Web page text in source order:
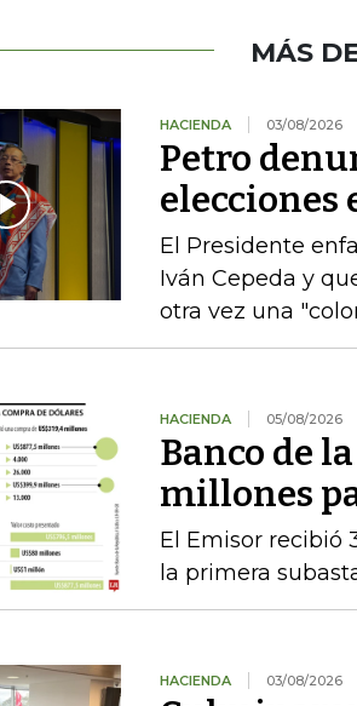
MÁS
HACIENDA 03/08/2026
Petro
elecciones
El Presidente
Iván Cepeda y
otra vez una
HACIENDA 05/08/2026
Banco de
millones
El Emisor recibió
la primera
HACIENDA 03/08/2026